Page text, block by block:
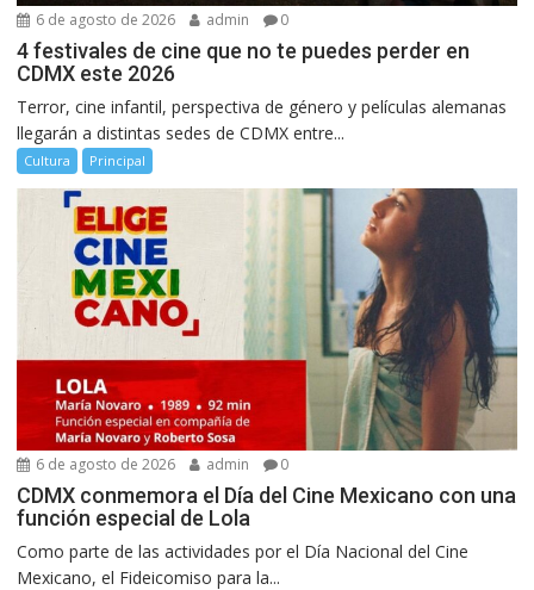
6 de agosto de 2026 admin 0
4 festivales de cine que no te puedes perder en
CDMX este 2026
Terror, cine infantil, perspectiva de género y películas alemanas
llegarán a distintas sedes de CDMX entre...
Cultura Principal
6 de agosto de 2026 admin 0
CDMX conmemora el Día del Cine Mexicano con una
función especial de Lola
Como parte de las actividades por el Día Nacional del Cine
Mexicano, el Fideicomiso para la...